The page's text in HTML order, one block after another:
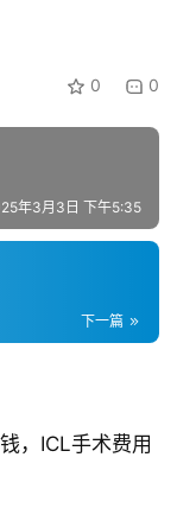
0 0
年3月3日 下午5:35
下一篇
，ICL手术费用